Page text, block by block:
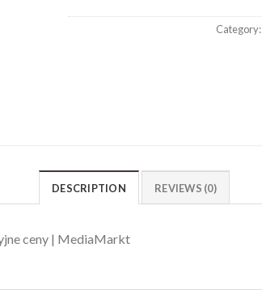
Category:
DESCRIPTION REVIEWS (0)
ceny | MediaMarkt